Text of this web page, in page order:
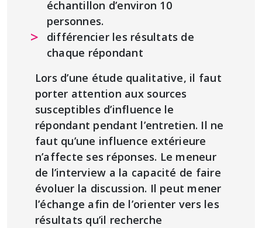
échantillon d’environ 10
personnes.
différencier les résultats de
chaque répondant
Lors d’une étude qualitative, il faut
porter attention aux sources
susceptibles d’influence le
répondant pendant l’entretien. Il ne
faut qu’une influence extérieure
n’affecte ses réponses. Le meneur
de l’interview a la capacité de faire
évoluer la discussion. Il peut mener
l’échange afin de l’orienter vers les
résultats qu’il recherche